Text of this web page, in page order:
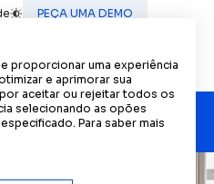
PEÇA UMA DEMO
PT
ES
EN
proporcionar uma experiência
e aprimorar sua
aceitar ou rejeitar todos os
selecionando as opões
Para saber mais